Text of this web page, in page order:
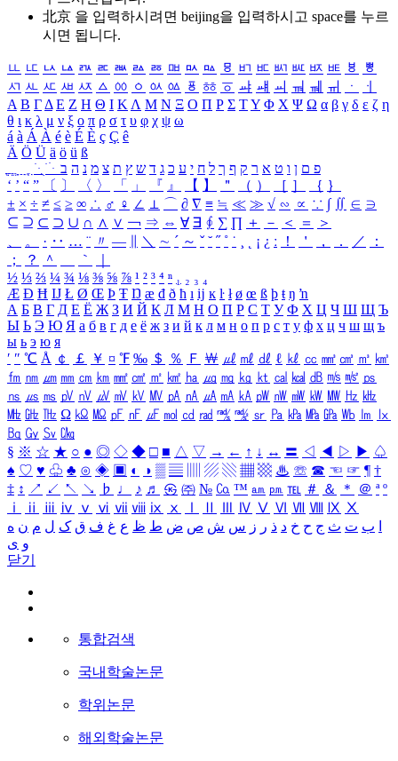
北京 을 입력하시려면 beijing을 입력하시고 space를 누르
시면 됩니다.
ㅥ ㅦ ㅧ ㅨ ㅩ ㅪ ㅫ ㅬ ㅭ ㅮ ㅯ ㅰ ㅱ ㅲ ㅳ ㅴ ㅵ ㅶ ㅷ ㅸ
ㅹ
ㅺ ㅻ ㅼ ㅽ ㅾ ㅿ ㆀ ㆁ ㆂ ㆃ ㆄ ㆅ ㆆ ㆇ ㆈ ㆉ ㆊ ㆋ ㆌ ㆍ
ㆎ
Α Β ΓΔ Ε Ζ Η Θ Ι ΚΛ Μ Ν Ξ Ο Π Ρ Σ ΤΥ Φ Χ Ψ Ω α β γ δ ε ζ η
θ ι κ λ μ ν ξ ο π ρ σ τ υ φ χ ψ ω
á à Á À é è É È ç Ç ê
Ä Ö Ü ä ö ü ß
ִֶֹ ֻּ ׁׂ פ ם ן ו ט א ר ק ף ך ל ח י ע כ ג ד ש ץ ת צ מ נ ה ב
‘ ’ “ ” 〔 〕 〈 〉 「 」 『 』 【 】 ＂ （ ） ［ ］ ｛ ｝
± × ÷ ≠ ≤ ≥ ∞ ∴ ♂ ♀ ∠ ⊥ ⌒ ∂ ∇ ≡ ≒ ≪ ≫ √ ∽ ∝ ∵ ∫ ∬ ∈ ∋
⊆ ⊇ ⊂ ⊃ ∪ ∩ ∧ ∨ ￢ ⇒ ⇔ ∀ ∃ ∮ ∑ ∏ ＋ － ＜ ＝
＞
、
。 · ‥ … ¨ 〃 ― ＼ ∼ ´ ～ ˇ ˘ ˝ ˚ ˙ ¸ ¡ ¿ ː ！ ＇ ， ． ／
：
；
？ ＾ ｀
½ ⅓ ⅔ ¼ ¾ ⅛ ⅜ ⅝ ⅞ ¹ ² ³ ⁴ ⁿ ₁ ₂ ₃ ₄
Æ Ð Ħ Ĳ Ł Ø Œ Þ Ŧ Ŋ æ đ ð ħ ı ĳ ĸ ŀ ł ø œ ß þ ŧ ŋ ŉ
А Б В Г Д Е Ё Ж З И Й К Л М Н О П Р С Т У Ф Х Ц Ч Ш Щ Ъ
Ы Ь Э Ю Я а б в г д е ё ж з и й к л м н о п р с т у ф х ц ч ш щ ъ
ы ь э ю я
′ ″ ℃ Å ￠ ￡ ￥ ¤ ℉ ‰ ＄ ％ Ｆ ￦ ㎕ ㎖ ㎗ ℓ ㎘ ㏄ ㎣ ㎤ ㎥ ㎦
㎙ ㎚ ㎛ ㎜ ㎝ ㎞ ㎟ ㎠ ㎡ ㎢ ㏊ ㎍ ㎎ ㎏ ㏏ ㎈ ㎉ ㏈ ㎧ ㎨ ㎰
㎱ ㎲ ㎳ ㎴ ㎵ ㎶ ㎷ ㎸ ㎹ ㎀ ㎁ ㎂ ㎃ ㎄ ㎺ ㎻ ㎽ ㎾ ㎿ ㎐ ㎑
㎒ ㎓ ㎔ Ω ㏀ ㏁ ㎊ ㎋ ㎌ ㏖ ㏅ ㎭ ㎮ ㎯ ㏛ ㎩ ㎪ ㎫ ㎬ ㏝ ㏐
㏓
㏃ ㏉ ㏜ ㏆
§ ※ ☆ ★ ○ ● ◎ ◇ ◆ □ ■ △ ▽ → ← ↑ ↓ ↔ 〓 ◁ ◀ ▷ ▶ ♤
♠ ♡ ♥ ♧ ♣ ⊙ ◈ ▣ ◐ ◑ ▒ ▤ ▨ ▧ ▦ ▩ ♨ ☏ ☎ ☜ ☞ ¶ †
‡ ↕ ↗ ↙ ↖ ↘ ♭ ♩ ♪ ♬ ㉿ ㈜ № ㏇ ™ ㏂ ㏘ ℡ ＃ ＆ ＊ ＠ ª º
ⅰ
ⅱ ⅲ ⅳ ⅴ ⅵ ⅶ ⅷ ⅸ ⅹ Ⅳ Ⅴ Ⅵ Ⅶ Ⅷ Ⅸ Ⅹ
ب ت ث ج ح خ د ذ ر ز س ش ص ض ط ظ ع غ ف ق ک ل م ن ه
و ی
닫기
통합검색
국내학술논문
학위논문
해외학술논문